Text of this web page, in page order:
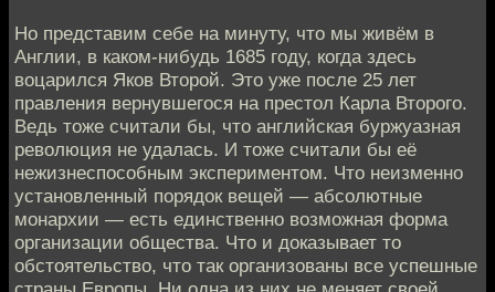
Но представим себе на минуту, что мы живём в
Англии, в каком-нибудь 1685 году, когда здесь
воцарился Яков Второй. Это уже после 25 лет
правления вернувшегося на престол Карла Второго.
Ведь тоже считали бы, что английская буржуазная
революция не удалась. И тоже считали бы её
нежизнеспособным экспериментом. Что неизменно
установленный порядок вещей — абсолютные
монархии — есть единственно возможная форма
организации общества. Что и доказывает то
обстоятельство, что так организованы все успешные